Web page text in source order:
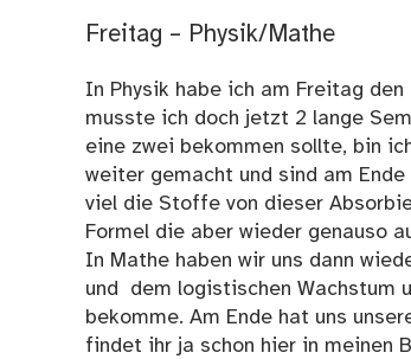
Freitag – Physik/Mathe
In Physik habe ich am Freitag
musste ich doch jetzt 2 lange
eine zwei bekommen sollte, bin
weiter gemacht und sind am
viel die Stoffe von dieser
Formel die aber wieder genauso
In Mathe haben wir uns dann
und dem logistischen Wachstum
bekomme. Am Ende hat uns
findet ihr ja schon hier in meinen